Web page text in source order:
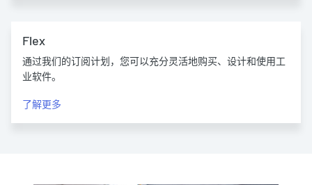
Flex
通过我们的订阅计划，您可以充分灵活地购买、设计和使用工
业软件。
了解更多